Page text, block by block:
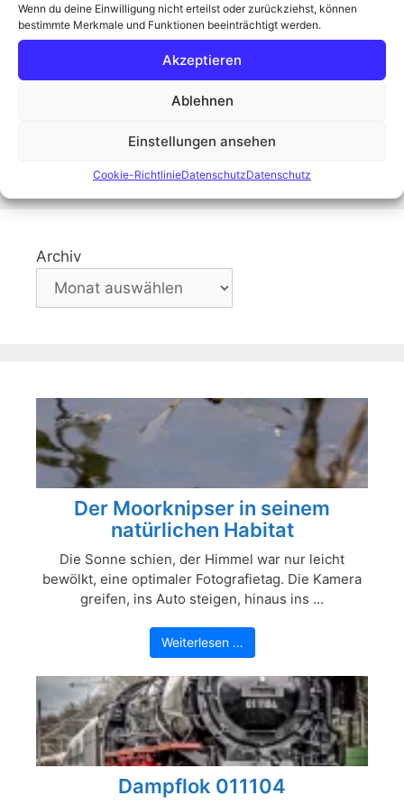
Wenn du deine Einwilligung nicht erteilst oder zurückziehst, können
bestimmte Merkmale und Funktionen beeinträchtigt werden.
Akzeptieren
Ablehnen
Einstellungen ansehen
Cookie-RichtlinieDatenschutzDatenschutz
Kategorien
Fotogedanken aus dem Moor
Extender,Fotografie
Moorknipser
Kommentar hinterlassen
Archiv
Der Moorknipser in seinem
natürlichen Habitat
Die Sonne schien, der Himmel war nur leicht
bewölkt, eine optimaler Fotografietag. Die Kamera
greifen, ins Auto steigen, hinaus ins ...
Weiterlesen …
Dampflok 011104